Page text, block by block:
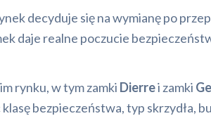
decyduje się na wymianę po
daje realne poczucie
rynku, w tym zamki Dierrei zamki
bezpieczeństwa, typ skrzydła,